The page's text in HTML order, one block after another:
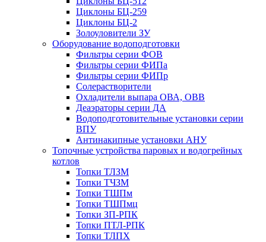
Циклоны БЦ-259
Циклоны БЦ-2
Золоуловители ЗУ
Оборудование водоподготовки
Фильтры серии ФОВ
Фильтры серии ФИПа
Фильтры серии ФИПр
Солерастворители
Охладители выпара ОВА, ОВВ
Деаэраторы серии ДА
Водоподготовительные установки серии
ВПУ
Антинакипные установки АНУ
Топочные устройства паровых и водогрейных
котлов
Топки ТЛЗМ
Топки ТЧЗМ
Топки ТШПм
Топки ТШПмц
Топки ЗП-РПК
Топки ПТЛ-РПК
Топки ТЛПХ